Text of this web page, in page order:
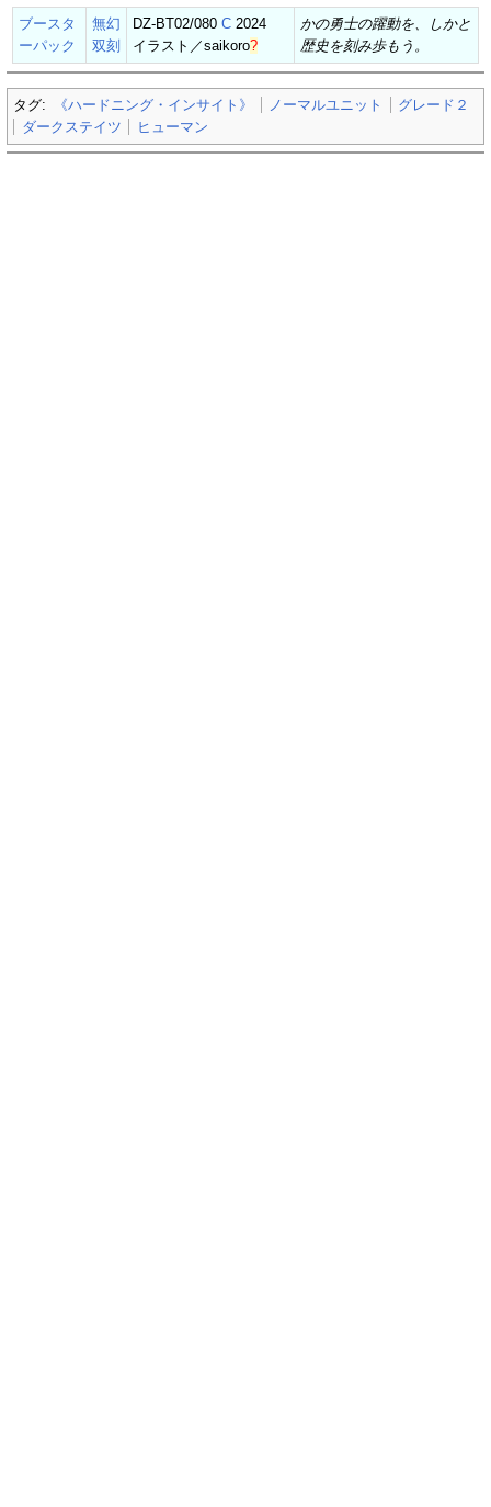
ブースタ
ーパック
無幻
双刻
DZ-BT02/080 C 2024
イラスト／saikoro?
かの勇士の躍動を、しかと
歴史を刻み歩もう。
タグ: 《ハードニング・インサイト》 ノーマルユニット
グレード２
ダークステイツ
ヒューマン